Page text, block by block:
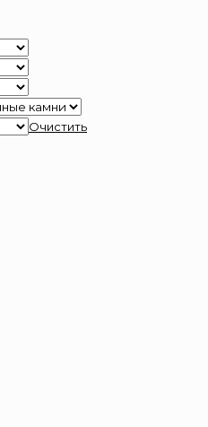
Очистить